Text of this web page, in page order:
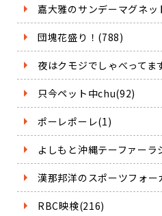
嘉大雅のサンデーマグネッ
団塊花盛り！(788)
夜はクモジでしゃべってま
只今ペット中chu(92)
ポーレポーレ(1)
よしもと沖縄テーファー
漢那邦洋のスポーツフォ
RBC映検(216)